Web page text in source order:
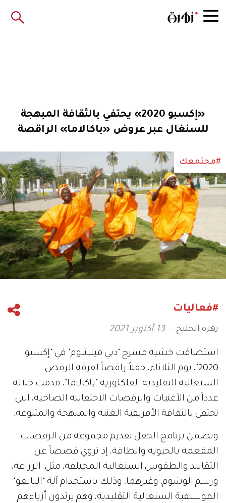
«إكسبو 2020» يحتفي بالثقافة المبهجة
للسنغال عبر عروض «باكالاما» الراقصة
#مجتمعك
#فعاليات
زهرة الخليج 13 أكتوبر 2021
استضافت خشبة مسرح "دبي ميلينيوم" في "إكسبو
2020"، يوم الثلاثاء، حفلاً راقصاً لفرقة الرقص
السنغالية التقليدية الفلكلورية "باكالاما"، قدمت خلاله
عدداً من الأغنيات والرقصات الاحتفالية الصاخبة، التي
تحتفي بالثقافة الأفريقية الغنية والمبهجة والمتنوعة.
وتضمن برنامج الحفل تقديم مجموعة من الرقصات
المفعمة بالحيوية والطاقة، إذ تروي قصصاً عن
التقاليد والطقوس السنغالية المختلفة، مثل: الزراعة،
ورسم الوشوم، وغيرهما، وذلك باستخدام آلة "البانغو"
الموسيقية السنغالية التقليدية، وهم يرتدون أزياءهم